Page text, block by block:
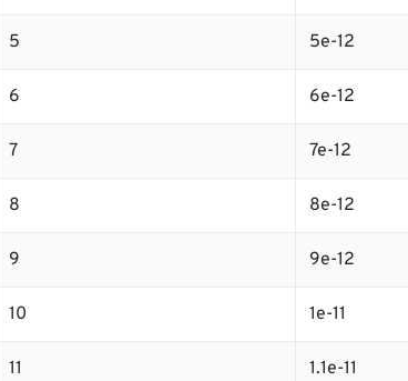
5 5e-12
6 6e-12
7 7e-12
8 8e-12
9 9e-12
10 1e-11
11 1.1e-11